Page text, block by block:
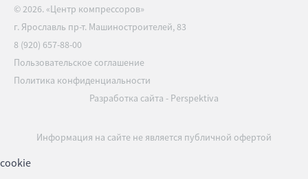
© 2026. «Центр компрессоров»
г. Ярославль пр-т. Машиностроителей, 83
8 (920) 657-88-00
Пользовательское соглашение
Политика конфиденциальности
Разработка сайта - Perspektiva
Информация на сайте не является публичной офертой
cookie